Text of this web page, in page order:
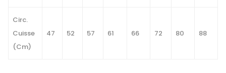
Circ.
Cuisse
(Cm)
47 52 57 61 66 72 80 88